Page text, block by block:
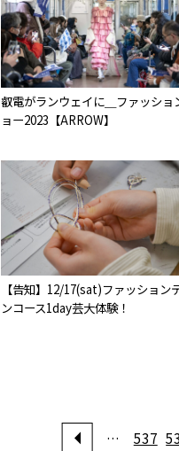
叡電がランウェイに＿ファッショ
ョー2023【ARROW】
【告知】12/17(sat)ファッション
ンコース1day芸大体験！
… 537